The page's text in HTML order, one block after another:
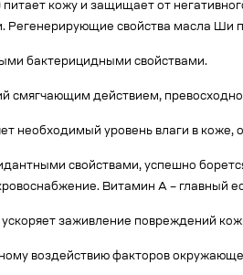
кожу и защищает от
свойства масла Ши
бактерицидными свойствами.
смягчающим действием, превосходно
необходимый уровень влаги в
свойствами, успешно
Витамин А – главный
заживление повреждений
воздействию факторов